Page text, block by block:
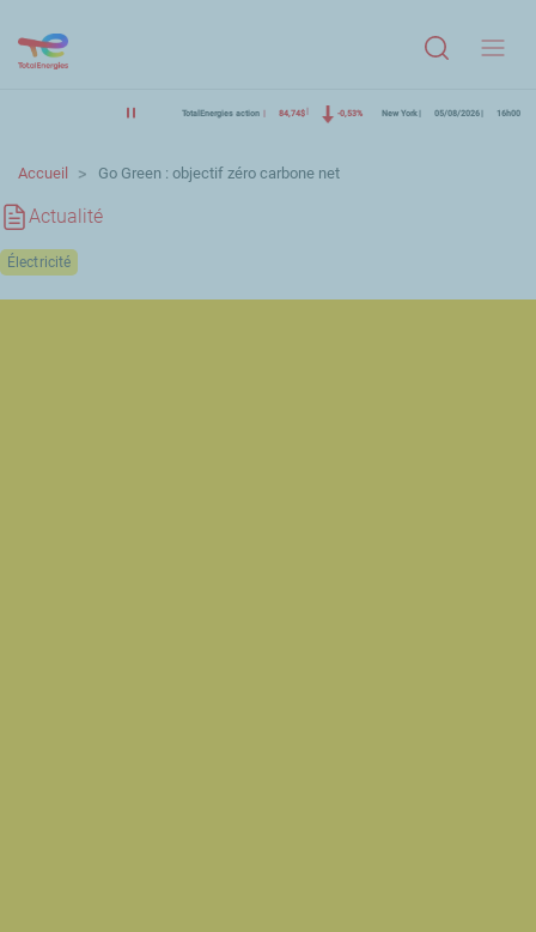
TotalEnergies action 84,74$ -0,53% New York 05/08/2026 16h00
Accueil Go Green : objectif zéro carbone net
Actualité
Électricité